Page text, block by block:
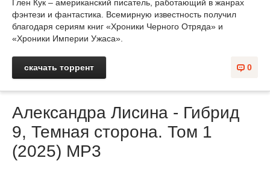
Глен Кук – американский писатель, работающий в жанрах
фэнтези и фантастика. Всемирную известность получил
благодаря сериям книг «Хроники Черного Отряда» и
«Хроники Империи Ужаса».
0
скачать торрент
Александра Лисина - Гибрид
9, Темная сторона. Том 1
(2025) МР3